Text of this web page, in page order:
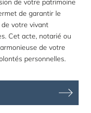
de votre patrimoine
de garantir le
votre vivant
Cet acte, notarié ou
de votre
personnelles.